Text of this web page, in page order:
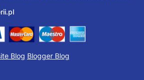
Blog Blogger Blog